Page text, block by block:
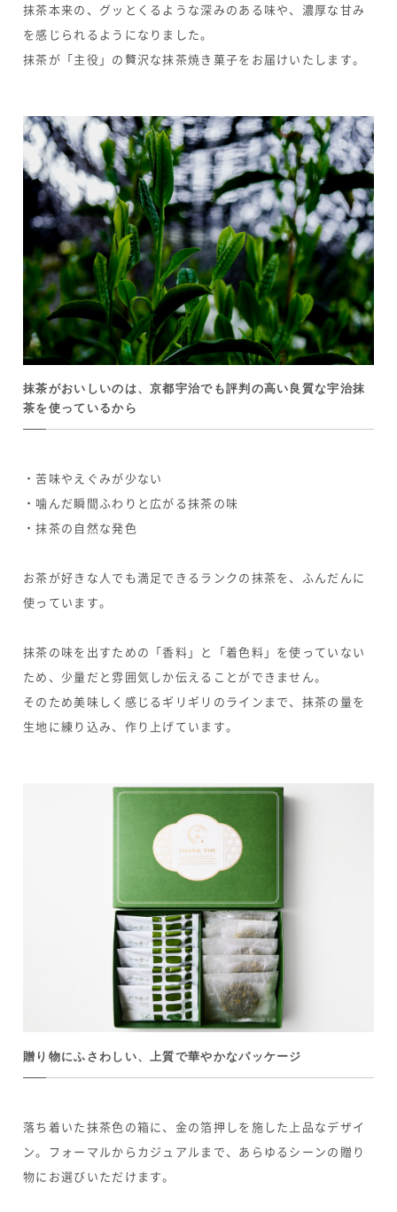
抹茶本来の、グッとくるような深みのある味や、濃厚な甘み
を感じられるようになりました。
抹茶が「主役」の贅沢な抹茶焼き菓子をお届けいたします。
抹茶がおいしいのは、京都宇治でも評判の高い良質な宇治抹
茶を使っているから
・苦味やえぐみが少ない
・噛んだ瞬間ふわりと広がる抹茶の味
・抹茶の自然な発色
お茶が好きな人でも満足できるランクの抹茶を、ふんだんに
使っています。
抹茶の味を出すための「香料」と「着色料」を使っていない
ため、少量だと雰囲気しか伝えることができません。
そのため美味しく感じるギリギリのラインまで、抹茶の量を
生地に練り込み、作り上げています。
贈り物にふさわしい、上質で華やかなパッケージ
落ち着いた抹茶色の箱に、金の箔押しを施した上品なデザイ
ン。フォーマルからカジュアルまで、あらゆるシーンの贈り
物にお選びいただけます。